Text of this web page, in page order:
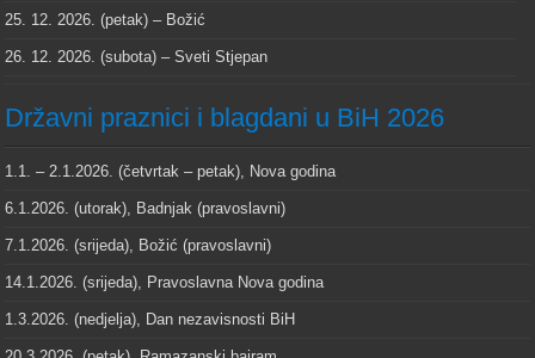
25. 12. 2026. (petak) – Božić
26. 12. 2026. (subota) – Sveti Stjepan
Državni praznici i blagdani u BiH 2026
1.1. – 2.1.2026. (četvrtak – petak), Nova godina
6.1.2026. (utorak), Badnjak (pravoslavni)
7.1.2026. (srijeda), Božić (pravoslavni)
14.1.2026. (srijeda), Pravoslavna Nova godina
1.3.2026. (nedjelja), Dan nezavisnosti BiH